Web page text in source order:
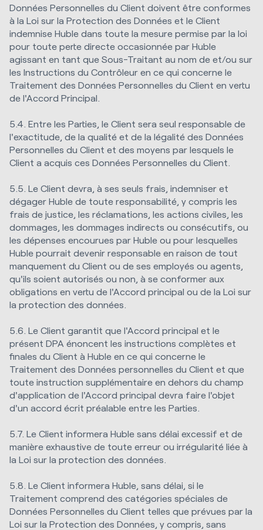
Données Personnelles du Client doivent être conformes
à la Loi sur la Protection des Données et le Client
indemnise Huble dans toute la mesure permise par la loi
pour toute perte directe occasionnée par Huble
agissant en tant que Sous-Traitant au nom de et/ou sur
les Instructions du Contrôleur en ce qui concerne le
Traitement des Données Personnelles du Client en vertu
de l'Accord Principal.
5.4. Entre les Parties, le Client sera seul responsable de
l'exactitude, de la qualité et de la légalité des Données
Personnelles du Client et des moyens par lesquels le
Client a acquis ces Données Personnelles du Client.
5.5. Le Client devra, à ses seuls frais, indemniser et
dégager Huble de toute responsabilité, y compris les
frais de justice, les réclamations, les actions civiles, les
dommages, les dommages indirects ou consécutifs, ou
les dépenses encourues par Huble ou pour lesquelles
Huble pourrait devenir responsable en raison de tout
manquement du Client ou de ses employés ou agents,
qu'ils soient autorisés ou non, à se conformer aux
obligations en vertu de l'Accord principal ou de la Loi sur
la protection des données.
5.6. Le Client garantit que l'Accord principal et le
présent DPA énoncent les instructions complètes et
finales du Client à Huble en ce qui concerne le
Traitement des Données personnelles du Client et que
toute instruction supplémentaire en dehors du champ
d'application de l'Accord principal devra faire l'objet
d'un accord écrit préalable entre les Parties.
5.7. Le Client informera Huble sans délai excessif et de
manière exhaustive de toute erreur ou irrégularité liée à
la Loi sur la protection des données.
5.8. Le Client informera Huble, sans délai, si le
Traitement comprend des catégories spéciales de
Données Personnelles du Client telles que prévues par la
Loi sur la Protection des Données, y compris, sans